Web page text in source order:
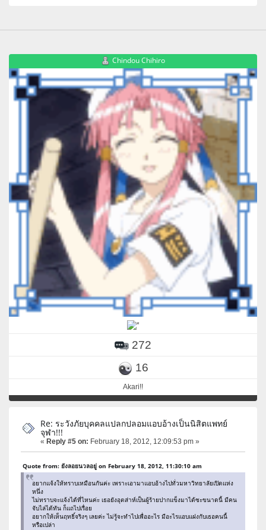
Chindou Chihiro
272
16
Akari!!
Re: ระวังภัยบุคคลแปลกปลอมแอบอ้างเป็นนิสิตแพทย์
จุฬา!!!
« Reply #5 on: February 18, 2012, 12:09:53 pm »
Quote from: ยังลอยนวลอยู่ on February 18, 2012, 11:30:10 am
อยากแจ้งให้ทราบเหมือนกันค่ะ เพราะเอามาแอบอ้างไปทั่วมหาวิทยาลัยเปิดแห่ง
หนึ่ง
ไม่ทราบจะแจ้งได้ที่ไหนค่ะ เธอยังอุตส่าห์เป็นผู้ร้ายปากแข็งมาได้ซะขนาดนี้ มีคน
จับไล่ได้ทัน ก็แถไปเรื่อย
อยากให้เห็นฤทธิ์จริงๆ เลยค่ะ ไม่รู้จะทำไปเพื่ออะไร มีอะไรแอบแฝงกับเธอคนนี้
หรือเปล่า